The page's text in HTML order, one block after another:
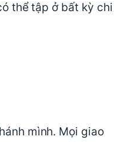
thể tập ở bất kỳ chi
mình. Mọi giao